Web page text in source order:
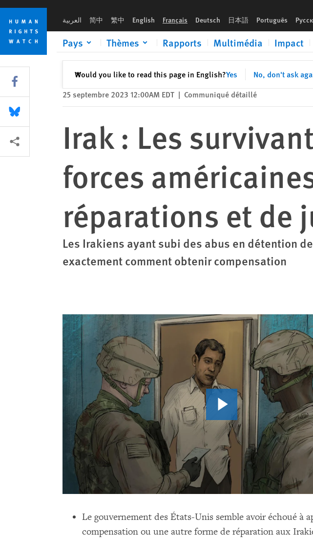
Skip
cookie
privacy
notice
Skip
main
content
العربية 简中 繁中 English Français Deutsch 日本語 Português
Pays Thèmes Rapports Multimédia Impact
Would you like to read this page in English?Yes No, don't ask
✕Fermer
25 septembre 2023 12:00AM EDT | Communiqué détaillé
Irak : Les
forces
réparations et de
Les Irakiens ayant subi des abus en détention
exactement comment obtenir compensation
Le gouvernement des États-Unis semble avoir échoué à
compensation ou une autre forme de réparation aux
Share this via Facebook
Share this via Bluesky
Share this via Partagez